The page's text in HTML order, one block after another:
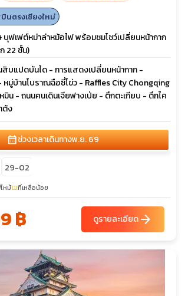
บินตรงเชียงใหม่
บุฟเฟต์หม่าล่าหม้อไฟ พร้อมชมโชว์เปลี่ยนหน้ากาก
22 ชั้น)
สิบแปดบันได - การแสดงเปลี่ยนหน้ากาก -
หมู่บ้านโบราณฉือซี่โข่ว - Raffles City Chongqing
หมิน - ถนนคนเดินเจียฟางเป่ย - ตึกตะเกียบ - ตึกไค
ต้ง
calendar_monthช่วงเวลาเดินทางพ.ย. 69
29-02
หม้confirmation_numberที่เหลือน้อย
฿ ดูรายละเอียดarrow_forward